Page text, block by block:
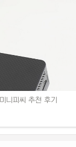
니피씨 추천 후기